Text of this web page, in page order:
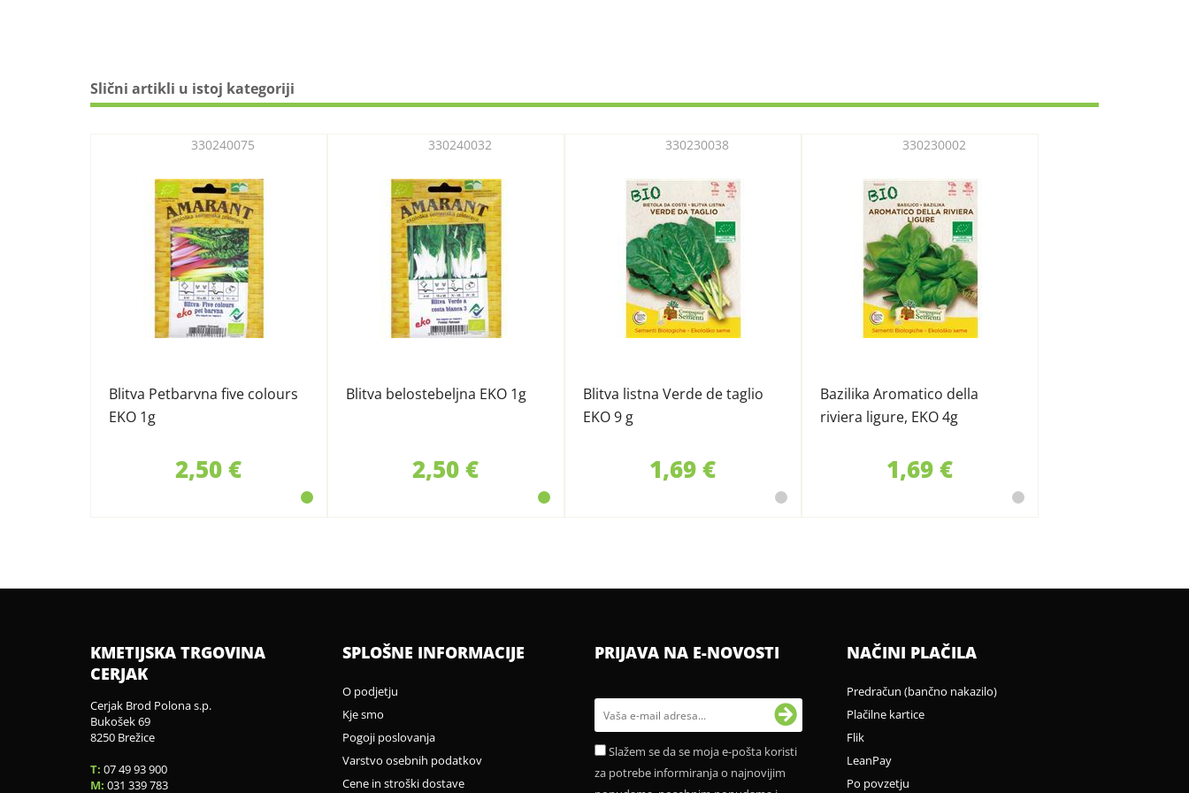
Slični artikli u istoj kategoriji
Blitva Petbarvna five colours
EKO 1g
330240075
2,50 €
Blitva belostebeljna EKO 1g
330240032
2,50 €
Blitva listna Verde de taglio
EKO 9 g
330230038
1,69 €
Bazilika Aromatico della
riviera ligure, EKO 4g
330230002
1,69 €
KMETIJSKA TRGOVINA
CERJAK
Cerjak Brod Polona s.p.
Bukošek 69
8250 Brežice
T: 07 49 93 900
M: 031 339 783
SPLOŠNE INFORMACIJE
O podjetju
Kje smo
Pogoji poslovanja
Varstvo osebnih podatkov
Cene in stroški dostave
PRIJAVA NA E-NOVOSTI
Slažem se da se moja e-pošta koristi
za potrebe informiranja o najnovijim
NAČINI PLAČILA
Predračun (bančno nakazilo)
Plačilne kartice
Flik
LeanPay
Po povzetju